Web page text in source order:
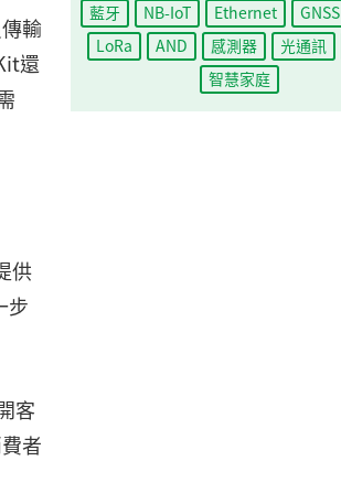
輸
還
供
步
客
者
藍牙
NB-IoT Ethernet GNSS
LoRa
AND 感測器 光通訊
智慧家庭